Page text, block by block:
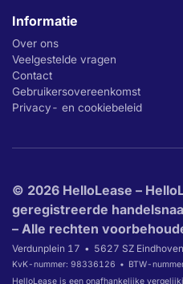
Informatie
Over ons
Veelgestelde vragen
Contact
Gebruikersovereenkomst
Privacy- en cookiebeleid
© 2026 HelloLease –
geregistreerde
– Alle rechten
Verdunplein 17 5627 SZ Eindhoven
KvK-nummer: 98336126
BTW-
HelloLease is een onafhankelijke